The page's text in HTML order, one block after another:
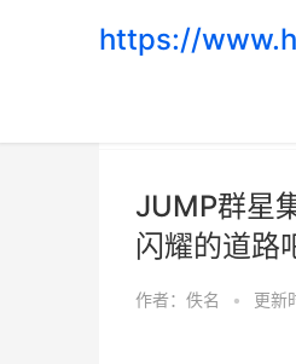
https://
JUMP群星
闪耀的道路
作者： 佚名 • 更新